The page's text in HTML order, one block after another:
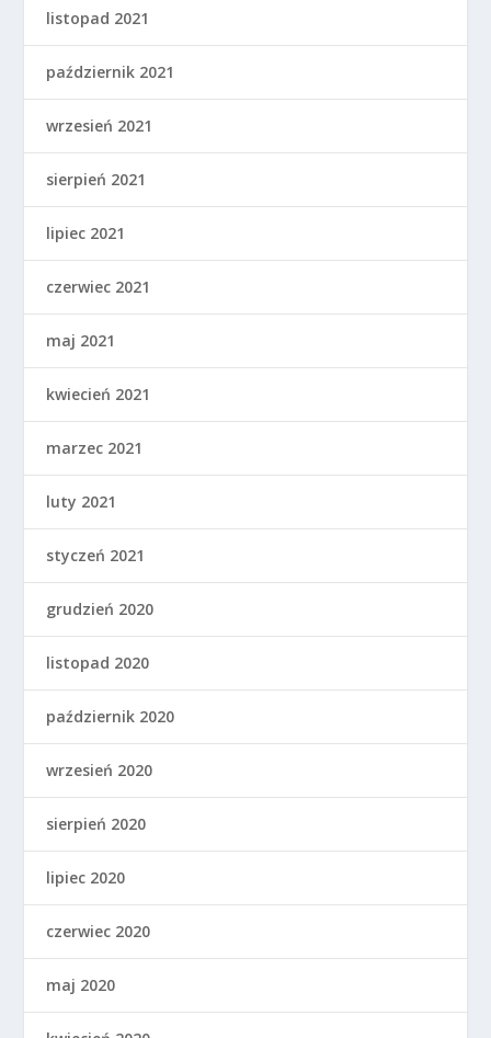
listopad 2021
październik 2021
wrzesień 2021
sierpień 2021
lipiec 2021
czerwiec 2021
maj 2021
kwiecień 2021
marzec 2021
luty 2021
styczeń 2021
grudzień 2020
listopad 2020
październik 2020
wrzesień 2020
sierpień 2020
lipiec 2020
czerwiec 2020
maj 2020